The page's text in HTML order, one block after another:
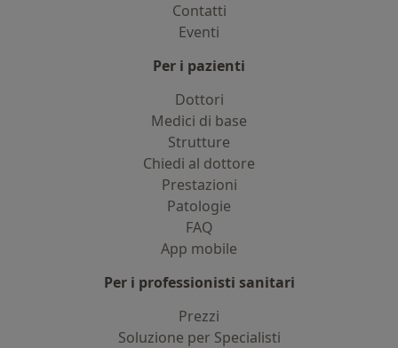
Contatti
Eventi
Per i pazienti
Dottori
Medici di base
Strutture
Chiedi al dottore
Prestazioni
Patologie
FAQ
App mobile
Per i professionisti sanitari
Prezzi
Soluzione per Specialisti